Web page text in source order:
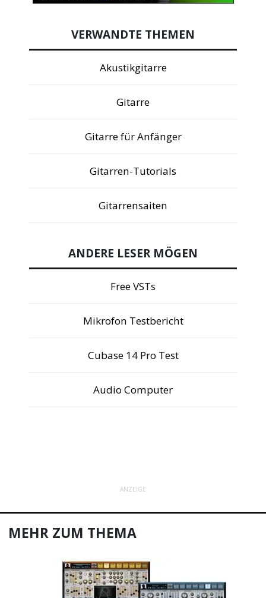
VERWANDTE THEMEN
Akustikgitarre
Gitarre
Gitarre für Anfänger
Gitarren-Tutorials
Gitarrensaiten
ANDERE LESER MÖGEN
Free VSTs
Mikrofon Testbericht
Cubase 14 Pro Test
Audio Computer
ANZEIGE
MEHR ZUM THEMA